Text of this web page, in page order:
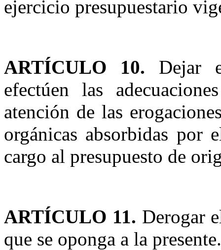
ejercicio presupuestario
ARTÍCULO 10. Dejar
efectúen las
atención de las
orgánicas absorbidas por
cargo al presupuesto de
ARTÍCULO 11. Derogar
que se oponga a la presente.